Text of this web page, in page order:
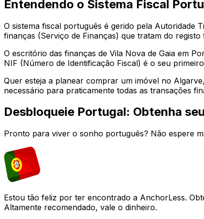
Entendendo o Sistema Fiscal
O sistema fiscal português é gerido pela Autoridade
finanças (Serviço de Finanças) que tratam do
O escritório das finanças de Vila Nova de Gaia em
NIF (Número de Identificação Fiscal) é o seu
Quer esteja a planear comprar um imóvel no
necessário para praticamente todas as transações
Desbloqueie Portugal: Obtenha
Pronto para viver o sonho português? Não espere
Estou tão feliz por ter encontrado a AnchorLess.
Altamente recomendado, vale o dinheiro.